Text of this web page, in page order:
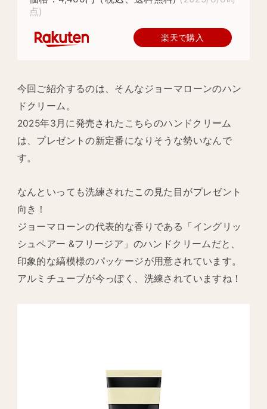
点)
楽天で購入
今回ご紹介するのは、そんなジョーマローンのハン
ドクリーム。
2025年3月に発売されたこちらのハンドクリーム
は、プレゼントの新定番になりそうな勢いなんで
す。
なんといっても洗練されたこの見た目がプレゼント
向き！
ジョーマローンの代表的な香りである「イングリッ
シュペアー &フリージア」のハンドクリームだと、
印象的な縞模様のパッケージが用意されています。
アルミチューブが今っぽく、洗練されていますね！